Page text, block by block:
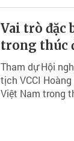
Vai trò đặc
trong thúc
Tham dự Hội
tịch VCCI
Việt Nam trong